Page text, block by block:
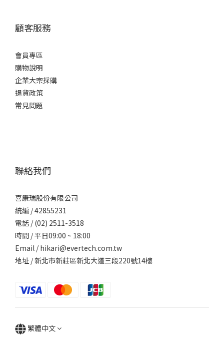
顧客服務
會員專區
購物說明
企業大宗採購
退貨政策
常見問題
聯絡我們
喜康瑞股份有限公司
統編 / 42855231
電話 / (02) 2511-3518
時間 / 平日09:00 ~ 18:00
Email / hikari@evertech.com.tw
地址 / 新北市新莊區新北大道三段220號14樓
繁體中文